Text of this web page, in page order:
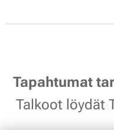
Tapahtumat
Talkoot löydät